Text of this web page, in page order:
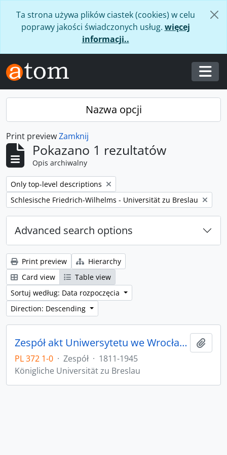
Ta strona używa plików ciastek (cookies) w celu
poprawy jakości świadczonych usług. więcej
informacji..
Nazwa opcji
Print previewZamknij
Pokazano 1 rezultatów
Opis archiwalny
Remove filter:
Only top-level descriptions
Remove filter:
Schlesische Friedrich-Wilhelms - Universität zu Breslau
Advanced search options
Print preview
Hierarchy
Card view
Table view
Sortuj według: Data rozpoczęcia
Direction: Descending
Zespół akt Uniwersytetu we Wrocławiu z lat 1811-1945
PL 372 1-0 · Zespół · 1811-1945
Königliche Universität zu Breslau